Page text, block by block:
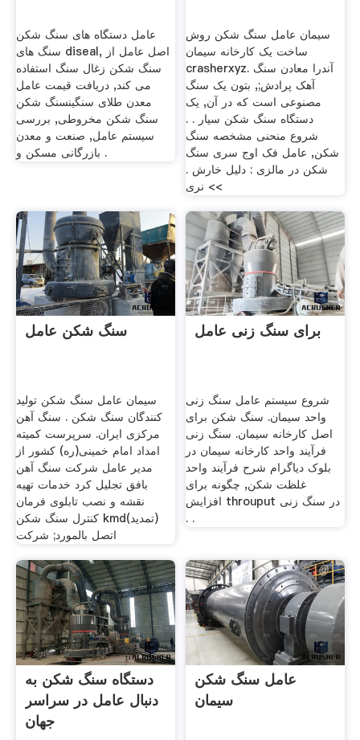
عامل دستگاه های سنگ شکن
سنگ های diseal, اصل عامل از
سنگ شکن زغال سنگ استفاده
می کند, دریافت قیمت عامل
معدن طلای سنگینسنگ شکن
سنگ شکن مخروطی, بررسی
سیستم عامل, صنعت و معدن
بازرگانی مسکن و .
سیمان عامل سنگ شکن روش
ساخت یک کارخانه سیمان
crasherxyz. آندرا معادن سنگ
آهک پرادش;, بتون یک سنگ
مصنوعی است که در آن, یک
دستگاه سنگ شکن سیار . .
شروع منحنی مشخصه سنگ
شکن, عامل فک اوج سری سنگ
شکن در مالزی : دلیل خارش .
>> نرى
سنگ شکن عامل
سیمان عامل سنگ شکن تولید
کنندگان سنگ شکن . سنگ آهن
مرکزی ایران. سرپرست کمیته
امداد امام خمینی(ره) کشور از
مدیر عامل شرکت سنگ آهن
بافق تجلیل کرد خدمات تهیه
نقشه و نصب تابلوی فرمان
کنترل سنگ شکن kmd(تمدید)
اتصل بالمورد; شرکت
برای سنگ زنی عامل
شروع سیستم عامل سنگ زنی
واحد سیمان. سنگ شکن برای
اصل کارخانه سیمان. سنگ زنی
فرآیند واحد کارخانه سیمان در
بلوک دیاگرام شرح فرآیند واحد
غلظت شکن, چگونه برای
افزایش throuput در سنگ زنی
. .
دستگاه سنگ شکن به
دنبال عامل در سراسر
جهان
عامل سنگ شکن
سیمان